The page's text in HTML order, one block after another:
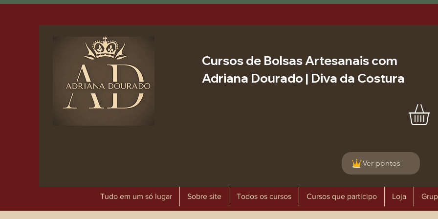
Cursos de Bolsas Artesanais com
Adriana Dourado | Diva da Costura
Ver pontos
Tudo em um só lugar Sobre site Todos os cursos Cursos que participo Loja